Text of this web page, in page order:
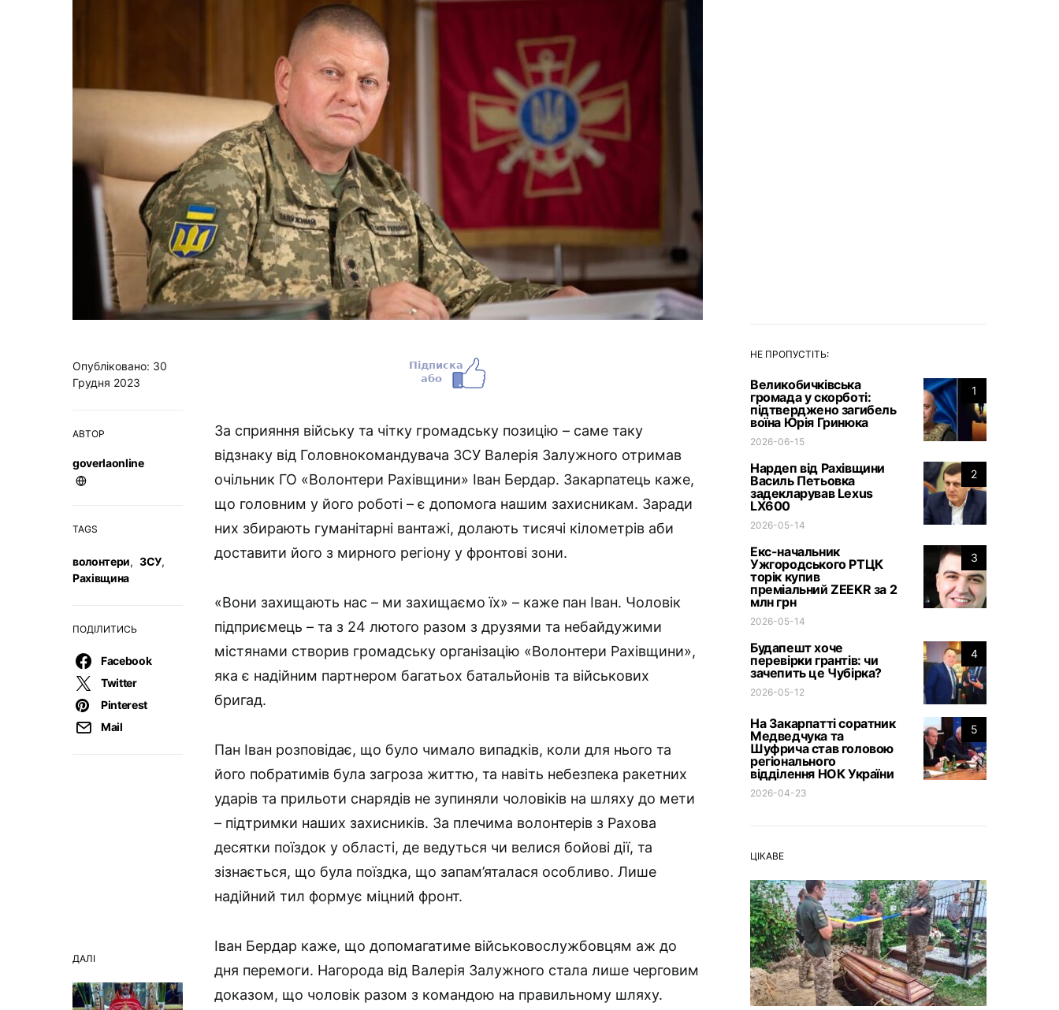
ДАЛІ
Опубліковано: 30
Грудня 2023
АВТОР
goverlaonline
TAGS
волонтери, ЗСУ,
Рахівщина
ПОДІЛИТИСЬ
Facebook
Twitter
Pinterest
Mail
За сприяння війську та чітку громадську позицію – саме таку
відзнаку від Головнокомандувача ЗСУ Валерія Залужного отримав
очільник ГО «Волонтери Рахівщини» Іван Бердар. Закарпатець каже,
що головним у його роботі – є допомога нашим захисникам. Заради
них збирають гуманітарні вантажі, долають тисячі кілометрів аби
доставити його з мирного регіону у фронтові зони.
«Вони захищають нас – ми захищаємо їх» – каже пан Іван. Чоловік
підприємець – та з 24 лютого разом з друзями та небайдужими
містянами створив громадську організацію «Волонтери Рахівщини»,
яка є надійним партнером багатьох батальйонів та військових
бригад.
Пан Іван розповідає, що було чимало випадків, коли для нього та
його побратимів була загроза життю, та навіть небезпека ракетних
ударів та прильоти снарядів не зупиняли чоловіків на шляху до мети
– підтримки наших захисників. За плечима волонтерів з Рахова
десятки поїздок у області, де ведуться чи велися бойові дії, та
зізнається, що була поїздка, що запам’яталася особливо. Лише
надійний тил формує міцний фронт.
Іван Бердар каже, що допомагатиме військовослужбовцям аж до
дня перемоги. Нагорода від Валерія Залужного стала лише черговим
доказом, що чоловік разом з командою на правильному шляху.
НЕ ПРОПУСТІТЬ:
1
Великобичківська
громада у скорботі:
підтверджено загибель
воїна Юрія Гринюка
2026-06-15
2
Нардеп від Рахівщини
Василь Петьовка
задекларував Lexus
LX600
2026-05-14
3
Екс-начальник
Ужгородського РТЦК
торік купив
преміальний ZEEKR за 2
млн грн
2026-05-14
4
Будапешт хоче
перевірки грантів: чи
зачепить це Чубірка?
2026-05-12
5
На Закарпатті соратник
Медведчука та
Шуфрича став головою
регіонального
відділення НОК України
2026-04-23
ЦІКАВЕ